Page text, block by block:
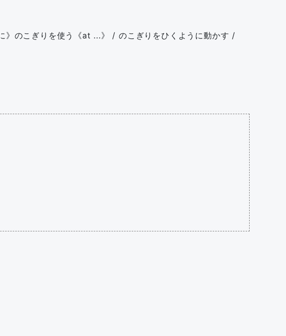
のこぎりを使う《at ...》 / のこぎりをひくように動かす /